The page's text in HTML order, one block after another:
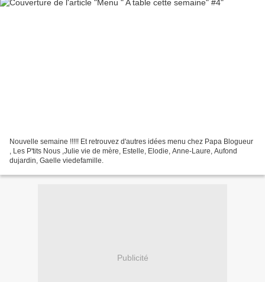
Nouvelle semaine !!!!! Et retrouvez d'autres idées menu chez Papa Blogueur
, Les P'tits Nous ,Julie vie de mère, Estelle, Elodie, Anne-Laure, Aufond
dujardin, Gaelle viedefamille.
Publicité